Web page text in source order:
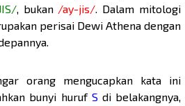
, bukan /ay-jis/. Dalam mitologi
perisai Dewi Athena dengan
orang mengucapkan kata ini
bunyi huruf S di belakangnya,